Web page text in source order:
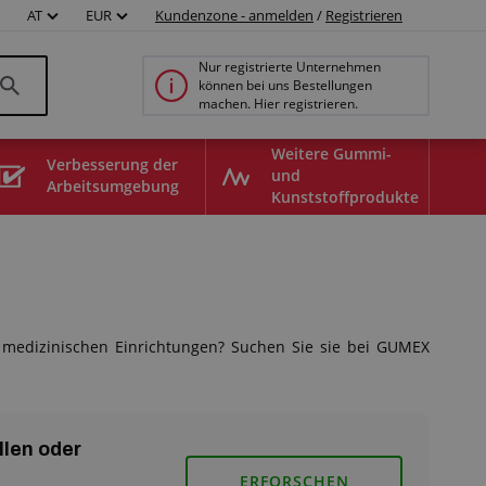
AT EUR Kundenzone - anmelden / Registrieren
Nur registrierte Unternehmen
können bei uns Bestellungen
machen. Hier registrieren.
Verbesserung der
Arbeitsumgebung
Weitere Gummi-
und
Kunststoffprodukte
Einrichtungen? Suchen Sie sie bei GUMEX
oder
ERFORSCHEN